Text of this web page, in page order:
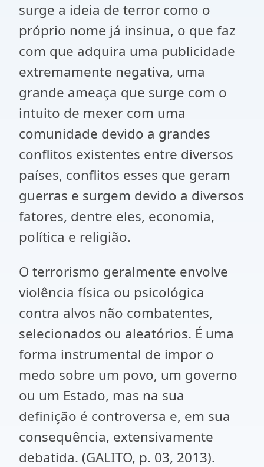
surge a ideia de terror como o
próprio nome já insinua, o que faz
com que adquira uma publicidade
extremamente negativa, uma
grande ameaça que surge com o
intuito de mexer com uma
comunidade devido a grandes
conflitos existentes entre diversos
países, conflitos esses que geram
guerras e surgem devido a diversos
fatores, dentre eles, economia,
política e religião.
O terrorismo geralmente envolve
violência física ou psicológica
contra alvos não combatentes,
selecionados ou aleatórios. É uma
forma instrumental de impor o
medo sobre um povo, um governo
ou um Estado, mas na sua
definição é controversa e, em sua
consequência, extensivamente
debatida. (GALITO, p. 03, 2013).